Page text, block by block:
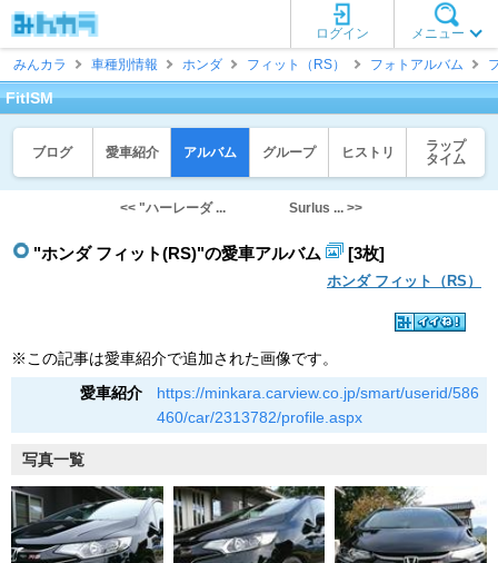
メニュー
ログイン
みんカラ
車種別情報 ホンダ フィット（RS） フォトアルバム
FitISM
ブログ 愛車紹介 アルバム グループ ヒストリ
ラップ
タイム
<< "ハーレーダ ... Surlus ... >>
"ホンダ フィット(RS)"の愛車アルバム [3枚]
ホンダ フィット（RS）
※この記事は愛車紹介で追加された画像です。
愛車紹介
https://minkara.carview.co.jp/smart/userid/586
460/car/2313782/profile.aspx
写真一覧